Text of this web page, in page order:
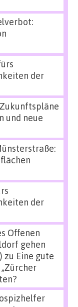
der
Zukunftspläne
und neue
der
Offenen
gehen
zu Eine gute